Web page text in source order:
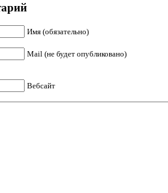
Имя (обязательно)
Mail (не будет опубликовано)
Вебсайт